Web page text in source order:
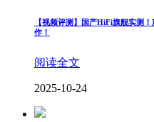
【视频评测】国产HiFi旗舰实测
作！
阅读全文
2025-10-24